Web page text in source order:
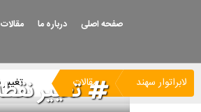
صفحه اصلی درباره ما مقالات
لابراتوار سهند مقالاتتغییر